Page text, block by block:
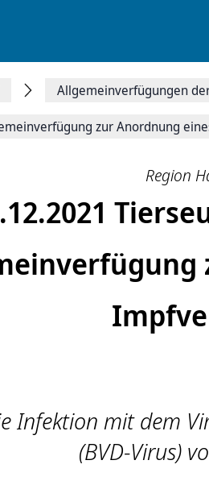
Allgemeinverfügungen
zur Anordnung
Region
Infektion mit dem
(BVD-Virus)